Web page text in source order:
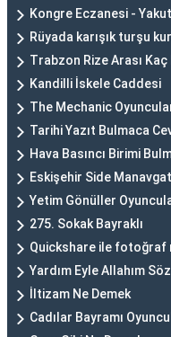
Kongre Eczanesi -
Rüyada karışık turşu
Trabzon Rize Arası Kaç
Kandilli İskele Caddesi
The Mechanic
Tarihi Yazıt Bulmaca
Hava Basıncı Birimi
Eskişehir Side
Yetim Gönüller
275. Sokak Bayraklı
Quickshare ile fotoğraf
Yardım Eyle Allahım
İltizam Ne Demek
Cadılar Bayramı